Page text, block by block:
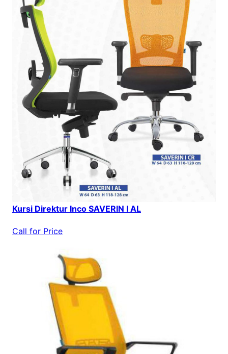
Kursi Direktur Inco SAVERIN I AL
Call for Price